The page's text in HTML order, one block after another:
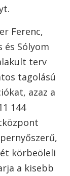
Ferenc,
és Sólyom
terv
tagolású
azaz a
144
körbeöleli
a kisebb